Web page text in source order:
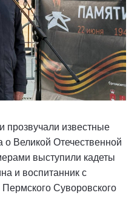
прозвучали известные
о Великой Отечественной
выступили кадеты
и воспитанник с
Суворовского